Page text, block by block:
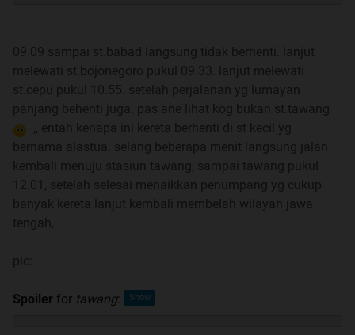
09.09 sampai st.babad langsung tidak berhenti. lanjut
melewati st.bojonegoro pukul 09.33. lanjut melewati
st.cepu pukul 10.55. setelah perjalanan yg lumayan
panjang behenti juga. pas ane lihat kog bukan st.tawang
,, entah kenapa ini kereta berhenti di st kecil yg
bernama alastua. selang beberapa menit langsung jalan
kembali menuju stasiun tawang, sampai tawang pukul
12.01, setelah selesai menaikkan penumpang yg cukup
banyak kereta lanjut kembali membelah wilayah jawa
tengah,
pic:
Spoiler for tawang: